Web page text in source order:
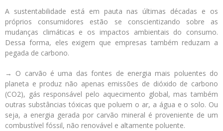
A sustentabilidade está em pauta nas últimas décadas e os
próprios consumidores estão se conscientizando sobre as
mudanças climáticas e os impactos ambientais do consumo.
Dessa forma, eles exigem que empresas também reduzam a
pegada de carbono.
→ O carvão é uma das fontes de energia mais poluentes do
planeta e produz não apenas emissões de dióxido de carbono
(CO2), gás responsável pelo aquecimento global, mas também
outras substâncias tóxicas que poluem o ar, a água e o solo. Ou
seja, a energia gerada por carvão mineral é proveniente de um
combustível fóssil, não renovável e altamente poluente.